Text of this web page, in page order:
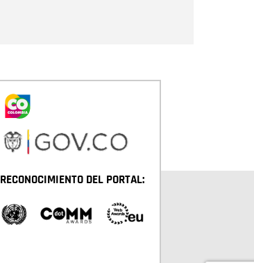
RECONOCIMIENTO DEL PORTAL: